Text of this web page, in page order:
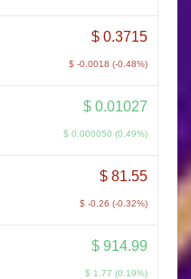
$ 0.3715
$ -0.0018 (-0.48%)
$ 0.01027
$ 0.000050 (0.49%)
$ 81.55
$ -0.26 (-0.32%)
$ 914.99
$ 1.77 (0.19%)